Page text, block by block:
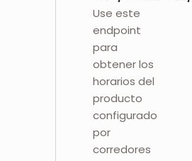
Use este
endpoint
para
obtener los
horarios del
producto
configurado
por
corredores